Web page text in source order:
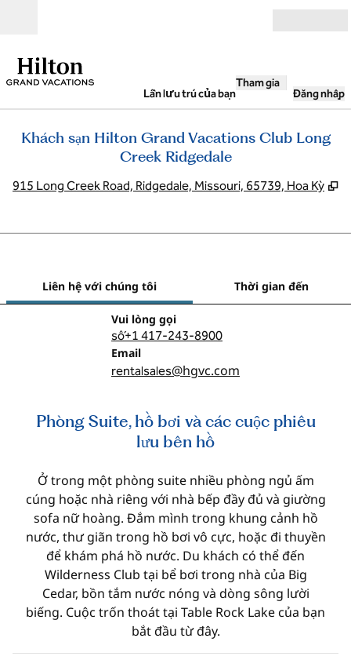
Lần lưu trú của bạn
Tham gia
Đăng nhập
Khách sạn Hilton Grand Vacations Club Long
Creek Ridgedale
915 Long Creek Road, Ridgedale, Missouri, 65739, Hoa Kỳ ,
Liên hệ với chúng tôi Thời gian đến
Vui lòng gọi
Gọi
số+1 417-243-8900
Email
Email
rentalsales@hgvc.com
Phòng Suite, hồ bơi và các cuộc phiêu
lưu bên hồ
Ở trong một phòng suite nhiều phòng ngủ ấm
cúng hoặc nhà riêng với nhà bếp đầy đủ và giường
sofa nữ hoàng. Đắm mình trong khung cảnh hồ
nước, thư giãn trong hồ bơi vô cực, hoặc đi thuyền
để khám phá hồ nước. Du khách có thể đến
Wilderness Club tại bể bơi trong nhà của Big
Cedar, bồn tắm nước nóng và dòng sông lười
biếng. Cuộc trốn thoát tại Table Rock Lake của bạn
bắt đầu từ đây.